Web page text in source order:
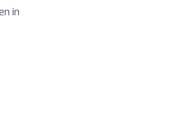
in